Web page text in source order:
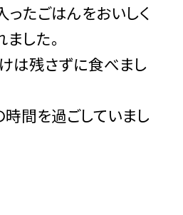
たごはんをおいしく
した。
は残さずに食べまし
間を過ごしていまし